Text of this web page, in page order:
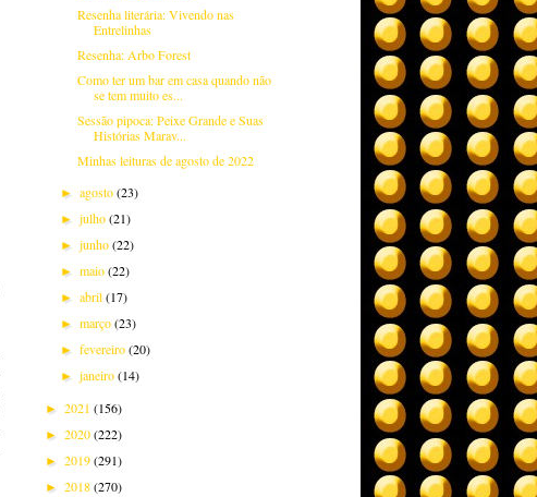
Resenha literária: Vivendo nas
Entrelinhas
Resenha: Arbo Forest
Como ter um bar em casa quando não
se tem muito es...
Sessão pipoca: Peixe Grande e Suas
Histórias Marav...
Minhas leituras de agosto de 2022
►agosto(23)
►julho(21)
►junho(22)
►maio(22)
►abril(17)
►março(23)
►fevereiro(20)
►janeiro(14)
► 2021 (156)
► 2020(222)
► 2019(291)
► 2018(270)